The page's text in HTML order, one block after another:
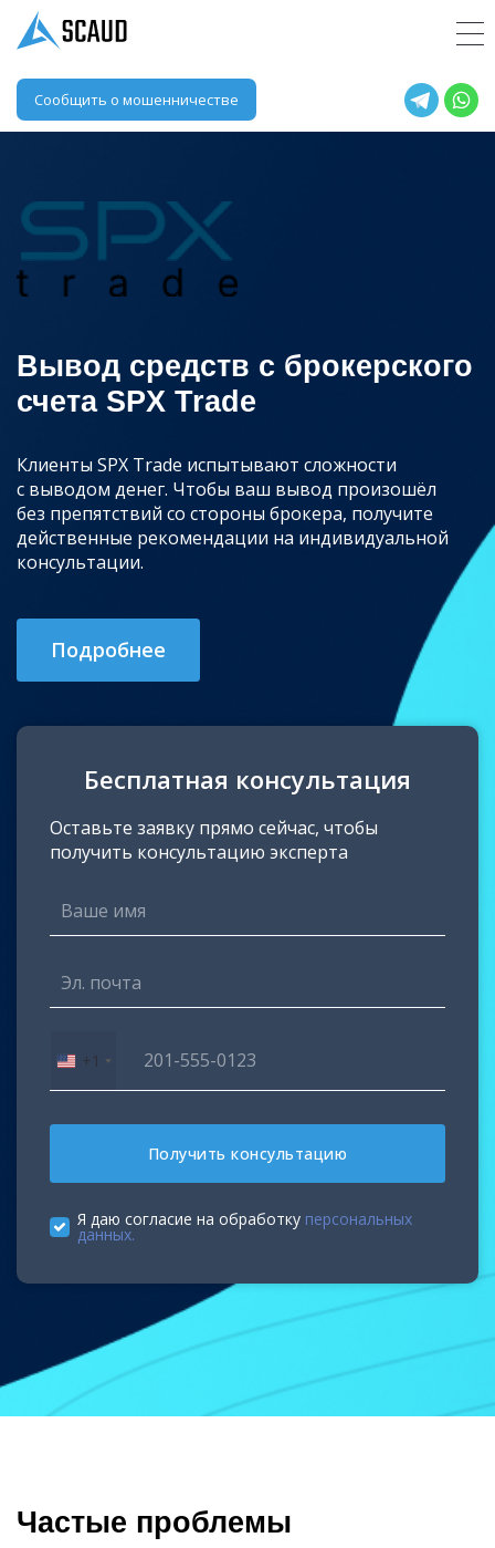
Сообщить о мошенничестве
Вывод средств с брокерского
счета SPX Trade
Клиенты SPX Trade испытывают сложности
с выводом денег. Чтобы ваш вывод произошёл
без препятствий со стороны брокера, получите
действенные рекомендации на индивидуальной
консультации.
Подробнее
Бесплатная консультация
Оставьте заявку прямо сейчас, чтобы
получить консультацию эксперта
United
States
+1
Получить консультацию
Я даю согласие на обработку персональных
данных.
Частые проблемы